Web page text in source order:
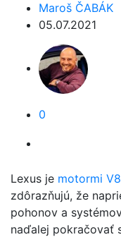
Maroš ČABÁK
05.07.2021
0
Lexus je motormi V8
zdôrazňujú, že
pohonov a
naďalej pokračovať